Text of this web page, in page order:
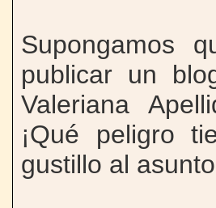
Supongamos
publicar un
Valeriana
¡Qué peligro
gustillo al